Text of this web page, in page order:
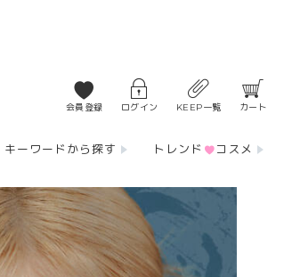
会員登録 ログイン KEEP一覧 カート
キーワードから探す トレンド コスメ